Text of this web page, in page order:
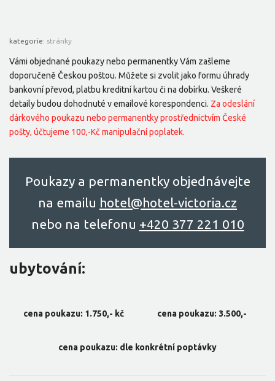
kategorie: stránky
Vámi objednané poukazy nebo permanentky Vám zašleme
doporučeně Českou poštou. Můžete si zvolit jako formu úhrady
bankovní převod, platbu kreditní kartou či na dobírku. Veškeré
detaily budou dohodnuté v emailové korespondenci. Za odeslání
dárkového poukazu nebo permanentky prostřednictvím České
pošty, účtujeme 100,-Kč manipulační poplatek.
Poukazy a permanentky objednávejte
na emailu hоtel@hоtel-victоriа.cz
nebo na telefonu +420 377 221 010
ubytování:
cena poukazu: 1.750,- kč cena poukazu: 3.500,-
cena poukazu: dle konkrétní poptávky